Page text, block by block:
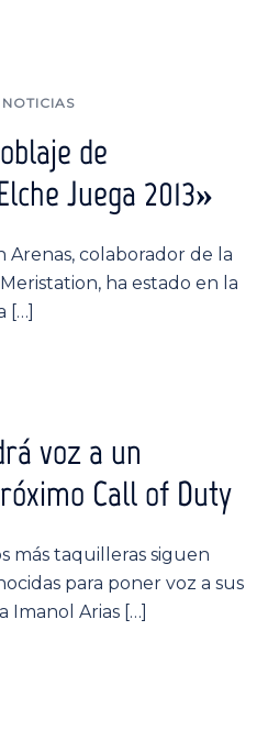
NOTICIAS
de
Juega 2013»
colaborador de la
ha estado en la
[…]
voz a un
Call of Duty
más taquilleras siguen
para poner voz a sus
Imanol Arias […]